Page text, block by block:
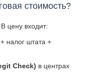
стоимость?
. В цену входит:
налог штата +
Check) в центрах